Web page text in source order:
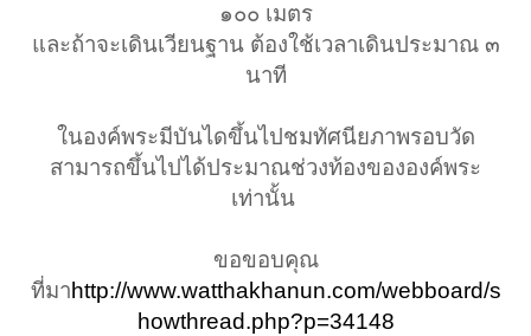
๑๐๐ เมตร
และถ้าจะเดินเวียนฐาน ต้องใช้เวลาเดินประมาณ ๓
นาที​
ในองค์พระมีบันไดขึ้นไปชมทัศนียภาพรอบวัด
สามารถขึ้นไปได้ประมาณช่วงท้องขององค์พระ
เท่านั้น ​
ขอขอบคุณ
ที่มาhttp://www.watthakhanun.com/webboard/s
howthread.php?p=34148